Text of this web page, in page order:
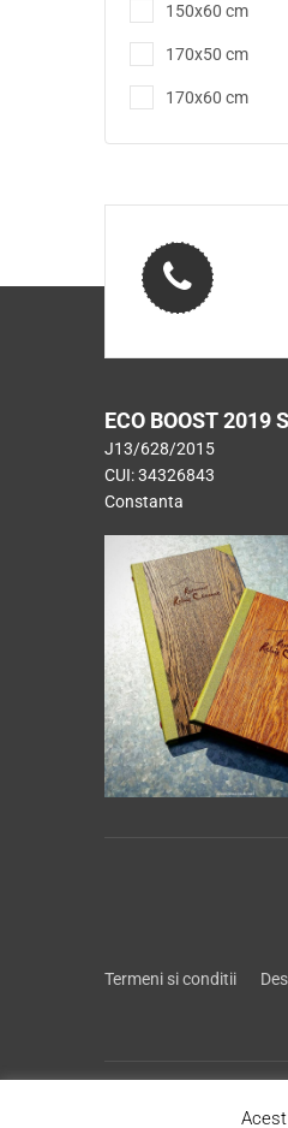
150x60 cm
170x50 cm
170x60 cm
ECO BOOST 2019
J13/628/2015
CUI: 34326843
Constanta
Termeni si conditii